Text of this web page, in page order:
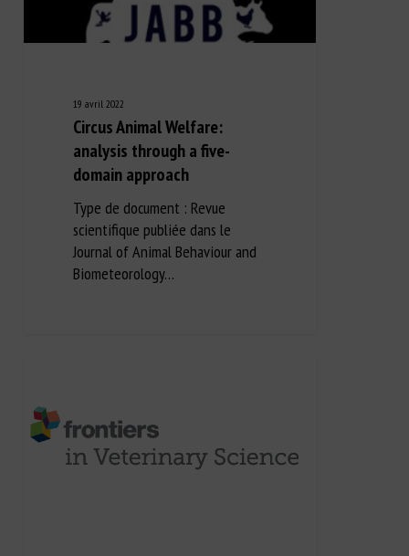
19 avril 2022
Circus Animal Welfare:
analysis through a five-
domain approach
Type de document : Revue
scientifique publiée dans le
Journal of Animal Behaviour and
Biometeorology…